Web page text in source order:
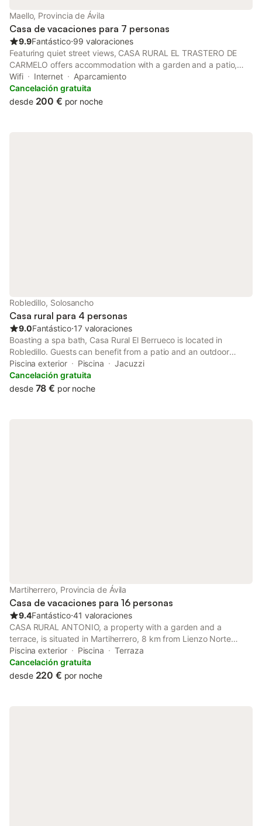
Maello, Provincia de Ávila
Casa de vacaciones para 7 personas
9.9Fantástico⋅99 valoraciones
Featuring quiet street views, CASA RURAL EL TRASTERO DE
CARMELO offers accommodation with a garden and a patio,
around 46 km from Alcazar de Segovia. Boasting private check-
in and check-out, this property also provides guests with a
picnic area.
Wifi Internet
Aparcamiento
Cancelación gratuita
desde 200 € por noche
Robledillo, Solosancho
Casa rural para 4 personas
9.0Fantástico⋅17 valoraciones
Boasting a spa bath, Casa Rural El Berrueco is located in
Robledillo. Guests can benefit from a patio and an outdoor
fireplace. Providing free WiFi throughout the property, the
soundproof country house features a hot tub.
Piscina exterior Piscina
Jacuzzi
Cancelación gratuita
desde 78 € por noche
Martiherrero, Provincia de Ávila
Casa de vacaciones para 16 personas
9.4Fantástico⋅41 valoraciones
CASA RURAL ANTONIO, a property with a garden and a
terrace, is situated in Martiherrero, 8 km from Lienzo Norte
Conference and Exhibition Centre, 8.3 km from Torreón de los
Guzmanes, as well as 8.3 km from Avila Provincial Council.
Piscina exterior Piscina
Terraza
Cancelación gratuita
desde 220 € por noche